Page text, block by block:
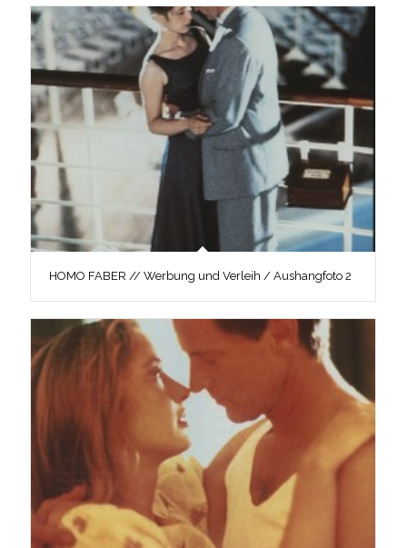
HOMO FABER // Werbung und Verleih / Aushangfoto 2